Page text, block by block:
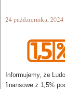
24 października, 2024
Informujemy, że
finansowe z 1,5%